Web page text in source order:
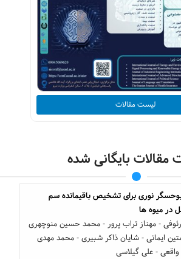
لیست مقالات
مقالات بایگانی شده
نوری برای تشخیص باقیمانده سم
در میوه ها
- مهناز تراب پرور - محمد حسین منوچهری
ایمانی - شایان ذاکر شبیری - محمد مهدی
واقعی - علی گیلاسی